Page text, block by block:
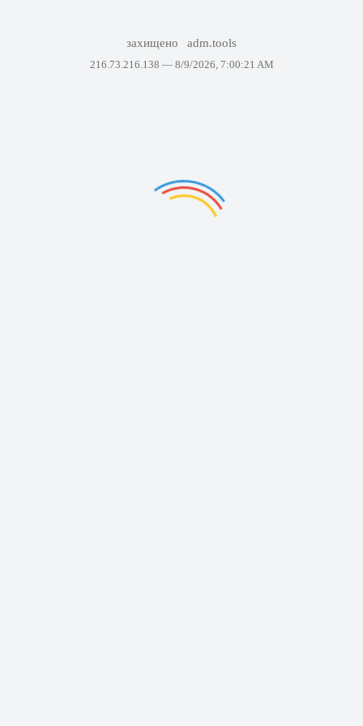
захищено adm.tools
216.73.216.138 — 8/9/2026, 7:00:21 AM